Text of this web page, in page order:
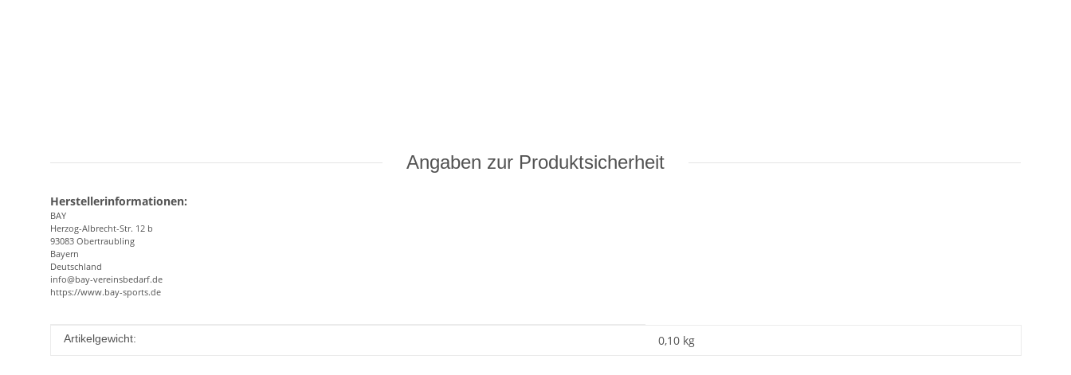
Angaben zur Produktsicherheit
Herstellerinformationen:
BAY
Herzog-Albrecht-Str. 12 b
93083 Obertraubling
Bayern
Deutschland
info@bay-vereinsbedarf.de
https://www.bay-sports.de
Produkteigenschaft
Wert
Artikelgewicht: 0,10 kg